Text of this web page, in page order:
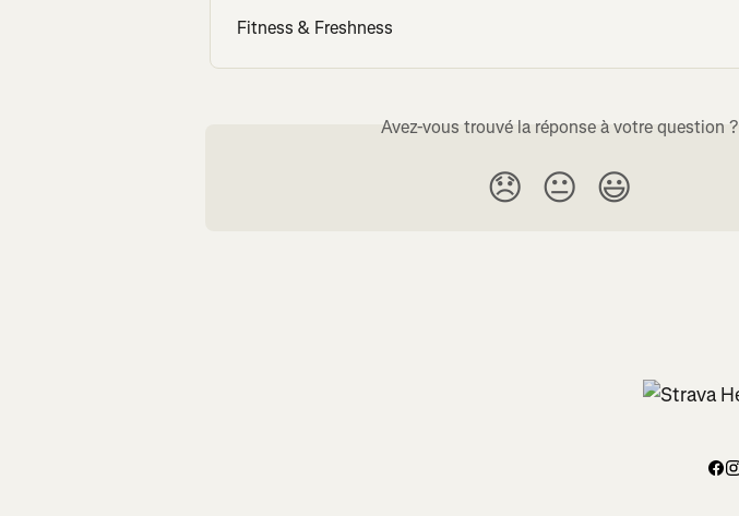
Fitness & Freshness
Avez-vous trouvé la réponse à votre question ?
😞 😐 😃